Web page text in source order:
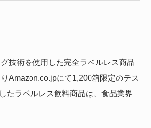
技術を使用した完全ラベルレス商品
Amazon.co.jpにて1,200箱限定のテス
たラベルレス飲料商品は、食品業界